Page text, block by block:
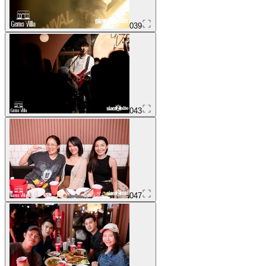
039
043
047